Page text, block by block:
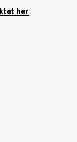
her